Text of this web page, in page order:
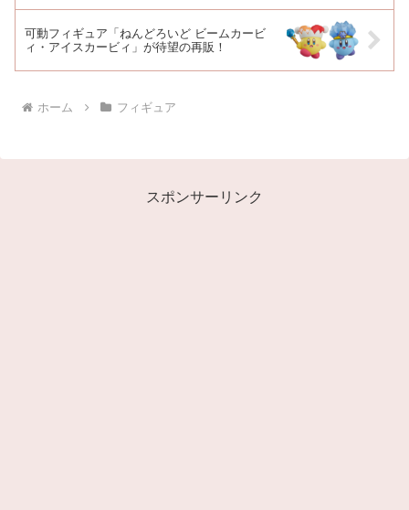
可動フィギュア「ねんどろいど ビームカービ
ィ・アイスカービィ」が待望の再販！
ホーム フィギュア
スポンサーリンク